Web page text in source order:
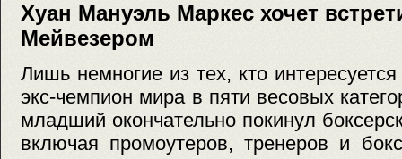
Хуан Мануэль Маркес хочет
Мейвезером
Лишь немногие из тех, кто
экс-чемпион мира в пяти весовых
младший окончательно покинул
включая промоутеров, тренеров и